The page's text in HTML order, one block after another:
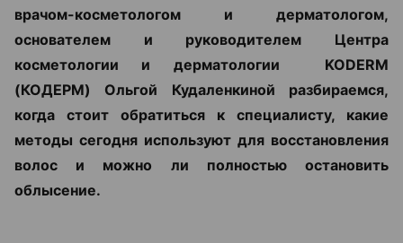
врачом-косметологом и дерматологом,
основателем и руководителем Центра
косметологии и дерматологии KODERM
(КОДЕРМ) Ольгой Кудаленкиной разбираемся,
когда стоит обратиться к специалисту, какие
методы сегодня используют для восстановления
волос и можно ли полностью остановить
облысение.